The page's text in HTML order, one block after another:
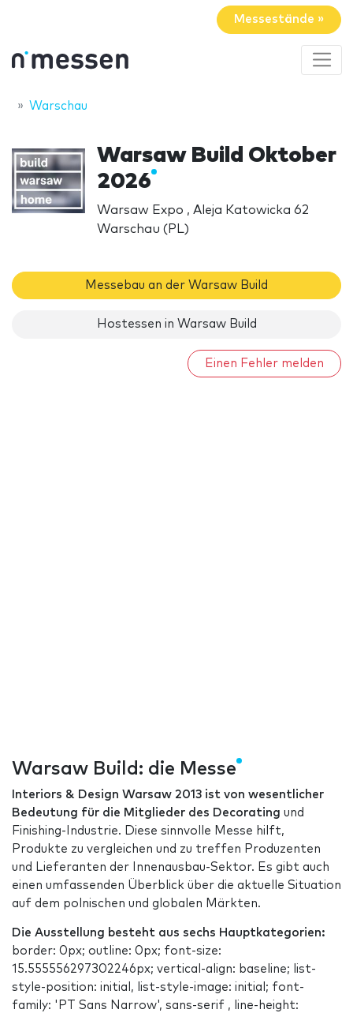
Messestände »
Warschau
Warsaw Build Oktober
2026
Warsaw Expo , Aleja Katowicka 62
Warschau (PL)
Messebau an der Warsaw Build
Hostessen in Warsaw Build
Einen Fehler melden
Warsaw Build: die Messe
Interiors & Design Warsaw 2013 ist von wesentlicher
Bedeutung für die Mitglieder des Decorating und
Finishing-Industrie. Diese sinnvolle Messe hilft,
Produkte zu vergleichen und zu treffen Produzenten
und Lieferanten der Innenausbau-Sektor. Es gibt auch
einen umfassenden Überblick über die aktuelle Situation
auf dem polnischen und globalen Märkten.
Die Ausstellung besteht aus sechs Hauptkategorien:
border: 0px; outline: 0px; font-size:
15.555556297302246px; vertical-align: baseline; list-
style-position: initial, list-style-image: initial; font-
family: 'PT Sans Narrow', sans-serif , line-height: